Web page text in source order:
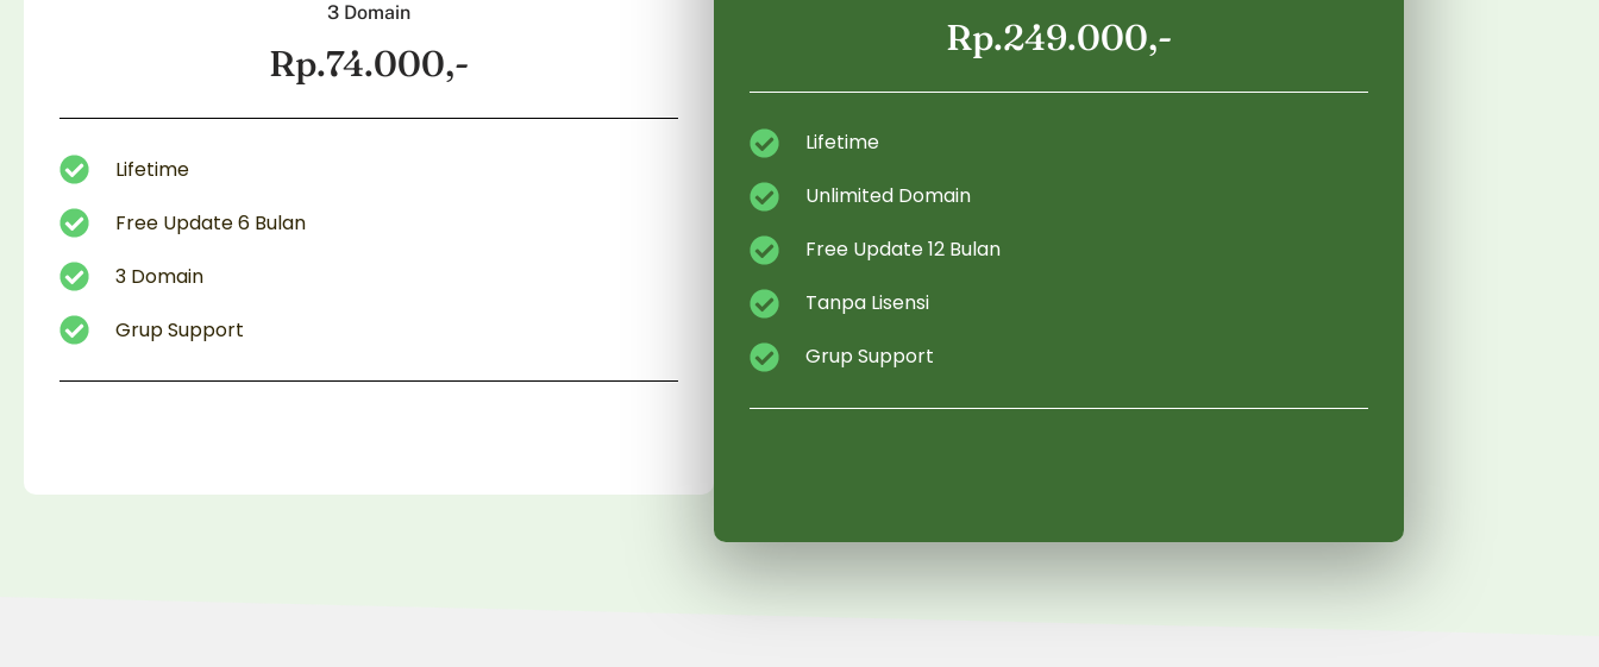
3 Domain
Rp.74.000,-
Lifetime
Free Update 6 Bulan
3 Domain
Grup Support
Rp.249.000,-
Lifetime
Unlimited Domain
Free Update 12 Bulan
Tanpa Lisensi
Grup Support